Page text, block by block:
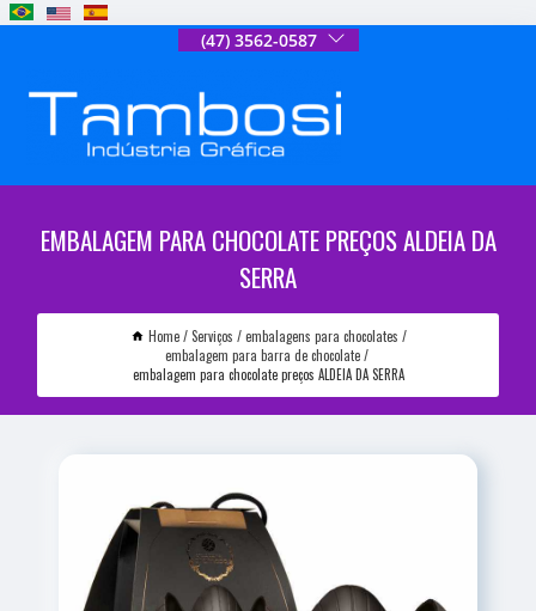
(47) 3562-0587
EMBALAGEM PARA CHOCOLATE PREÇOS ALDEIA DA
SERRA
Home Serviços
embalagens para chocolates
embalagem para barra de chocolate
embalagem para chocolate preços ALDEIA DA SERRA